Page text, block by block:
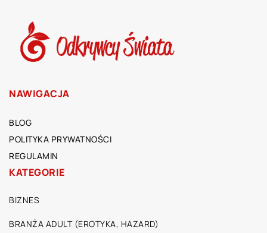
NAWIGACJA
BLOG
POLITYKA PRYWATNOŚCI
REGULAMIN
KATEGORIE
BIZNES
BRANŻA ADULT (EROTYKA, HAZARD)